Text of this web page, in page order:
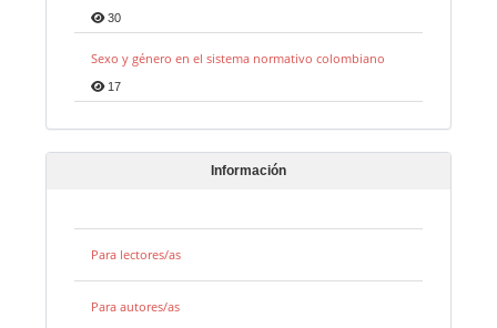
30
Sexo y género en el sistema normativo colombiano
17
Información
Para lectores/as
Para autores/as